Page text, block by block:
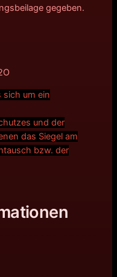
gegeben.
sich um ein
und der
das Siegel am
bzw. der